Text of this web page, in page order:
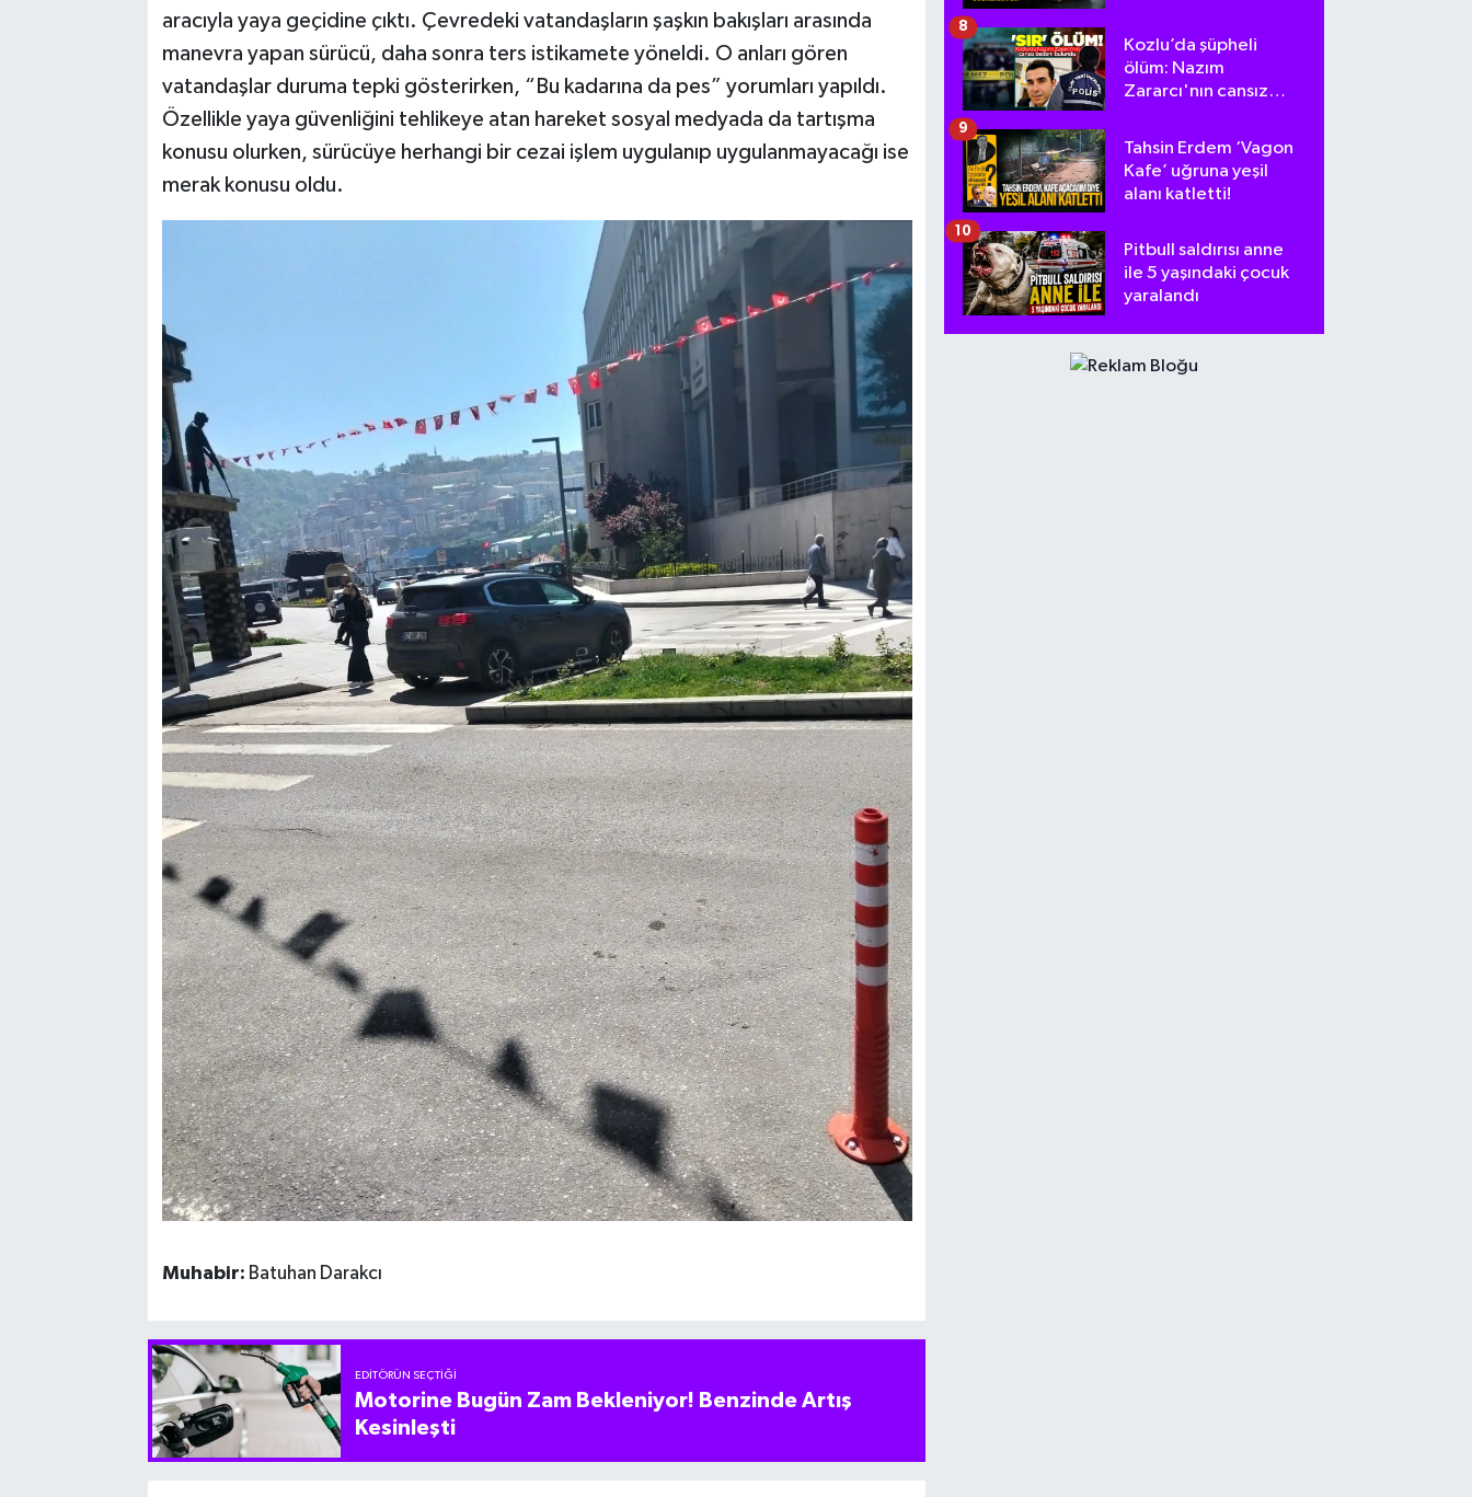
aracıyla yaya geçidine çıktı. Çevredeki vatandaşların şaşkın bakışları arasında
manevra yapan sürücü, daha sonra ters istikamete yöneldi. O anları gören
vatandaşlar duruma tepki gösterirken, “Bu kadarına da pes” yorumları yapıldı.
Özellikle yaya güvenliğini tehlikeye atan hareket sosyal medyada da tartışma
konusu olurken, sürücüye herhangi bir cezai işlem uygulanıp uygulanmayacağı ise
merak konusu oldu.
Muhabir: Batuhan Darakcı
EDITÖRÜN SEÇTIĞI
Motorine Bugün Zam Bekleniyor! Benzinde Artış
Kesinleşti
Kozlu’da şüpheli
ölüm: Nazım
Zararcı'nın cansız
8
Tahsin Erdem ‘Vagon
Kafe’ uğruna yeşil
alanı katletti!
9
Pitbull saldırısı anne
ile 5 yaşındaki çocuk
yaralandı
10